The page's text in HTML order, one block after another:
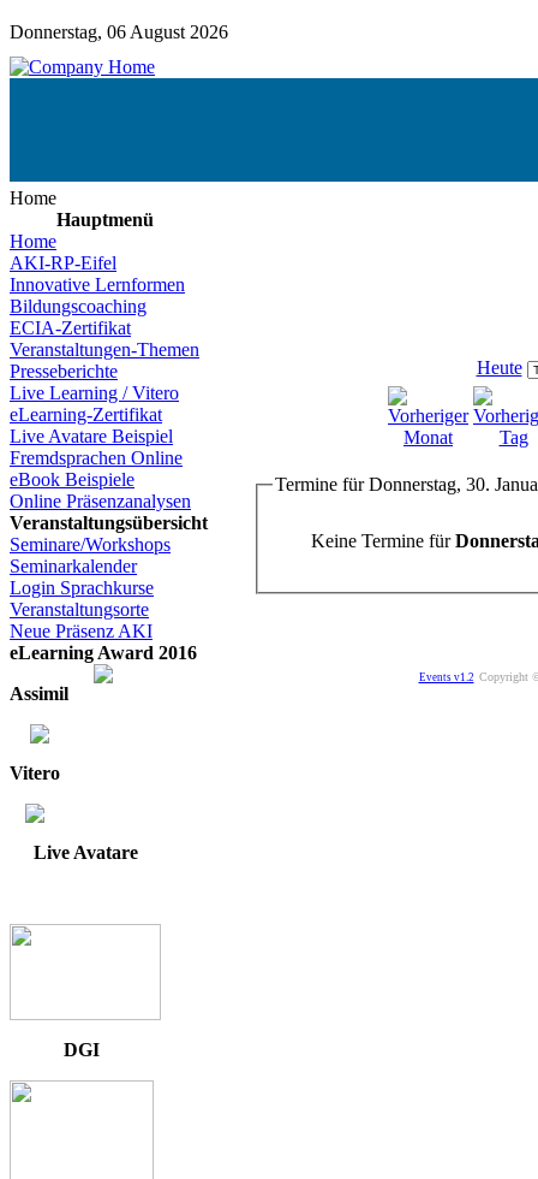
Donnerstag, 06 August 2026
Home
Hauptmenü
Home
AKI-RP-Eifel
Innovative Lernformen
Bildungscoaching
ECIA-Zertifikat
Veranstaltungen-Themen
Presseberichte
Live Learning / Vitero
eLearning-Zertifikat
Live Avatare Beispiel
Fremdsprachen Online
eBook Beispiele
Online Präsenzanalysen
Veranstaltungsübersicht
Seminare/Workshops
Seminarkalender
Login Sprachkurse
Veranstaltungsorte
Neue Präsenz AKI
eLearning Award 2016
Assimil
Vitero
Live Avatare
DGI
Heute
Termine für Donnerstag, 30.
Keine Termine für
Events v1.2 Copyright